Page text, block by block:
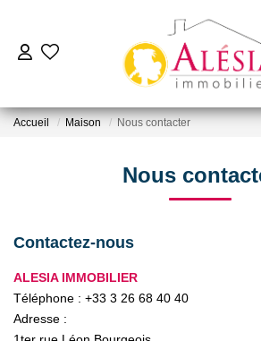
ACHETER
BIENS VENDUS /
NOTRE AGENCE
Accueil Maison Nous contacter
Nous
Contactez-nous
ALESIA IMMOBILIER
Téléphone : +33 3 26 68 40 40
Adresse :